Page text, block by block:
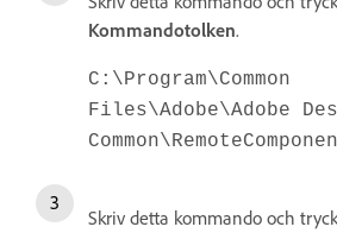
Kommandotolken.
C:\Program\Common
Files\Adobe\Adobe
Skriv detta kommando och